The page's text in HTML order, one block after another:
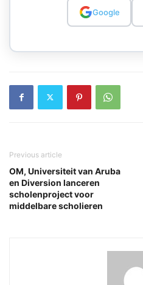
Google
Previous article
OM, Universiteit van Aruba
en Diversion lanceren
scholenproject voor
middelbare scholieren